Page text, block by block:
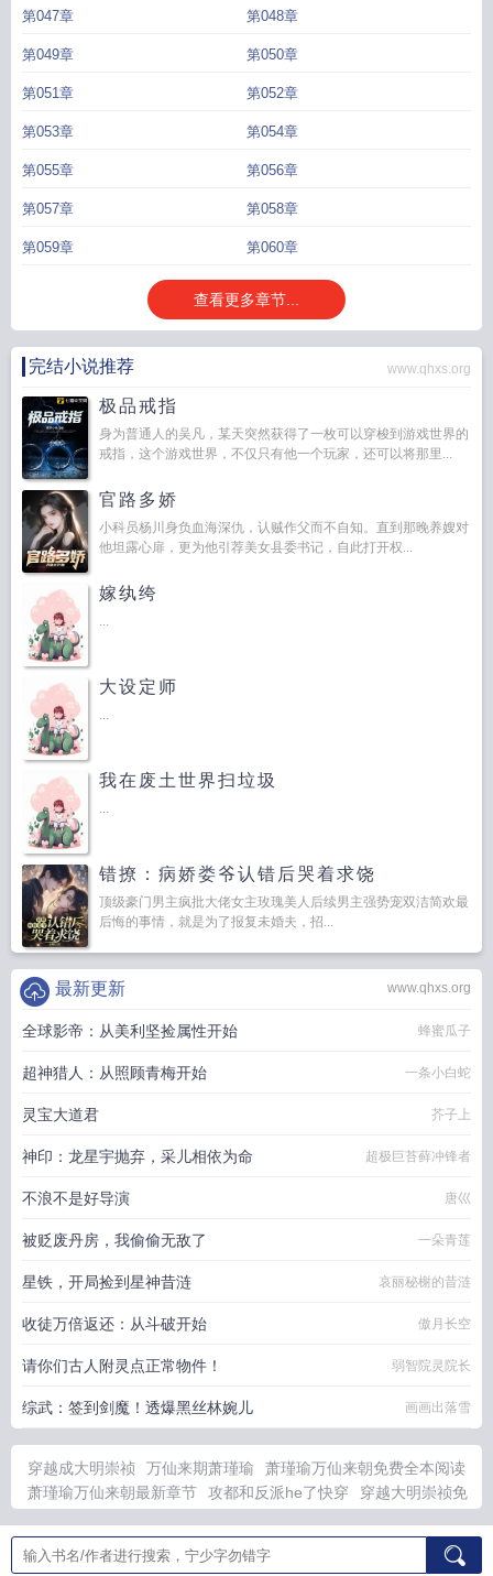
第047章 第048章
第049章 第050章
第051章 第052章
第053章 第054章
第055章 第056章
第057章 第058章
第059章 第060章
查看更多章节...
完结小说推荐 www.qhxs.org
极品戒指
身为普通人的吴凡，某天突然获得了一枚可以穿梭到游戏世界的
戒指，这个游戏世界，不仅只有他一个玩家，还可以将那里...
官路多娇
小科员杨川身负血海深仇，认贼作父而不自知。直到那晚养嫂对
他坦露心扉，更为他引荐美女县委书记，自此打开权...
嫁纨绔
...
大设定师
...
我在废土世界扫垃圾
...
错撩：病娇娄爷认错后哭着求饶
顶级豪门男主疯批大佬女主玫瑰美人后续男主强势宠双洁简欢最
后悔的事情，就是为了报复未婚夫，招...
www.qhxs.org
最新更新
全球影帝：从美利坚捡属性开始 蜂蜜瓜子
超神猎人：从照顾青梅开始 一条小白蛇
灵宝大道君 芥子上
神印：龙星宇抛弃，采儿相依为命 超极巨苔藓冲锋者
不浪不是好导演 唐巛
被贬废丹房，我偷偷无敌了 一朵青莲
星铁，开局捡到星神昔涟 哀丽秘榭的昔涟
收徒万倍返还：从斗破开始 傲月长空
请你们古人附灵点正常物件！ 弱智院灵院长
综武：签到剑魔！透爆黑丝林婉儿 画画出落雪
穿越成大明崇祯 万仙来期萧瑾瑜
萧瑾瑜万仙来朝免费全本阅读
萧瑾瑜万仙来朝最新章节
攻都和反派he了快穿
穿越大明崇祯免
局被校花倒贴我
煦日逢雨 末日开局校花找上门
渣男总裁别想逃
漫画全集免费
萧瑾瑜合集 煦日逢雨在线阅读 末日开局校花成为